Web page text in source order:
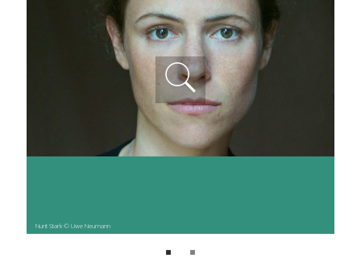
Nurit Stark © Uwe Neumann